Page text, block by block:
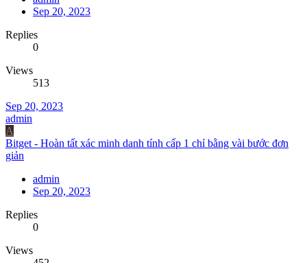
Sep 20, 2023
Replies
0
Views
513
Sep 20, 2023
admin
A
Bitget - Hoàn tất xác minh danh tính cấp 1 chỉ bằng vài bước đơn
giản
admin
Sep 20, 2023
Replies
0
Views